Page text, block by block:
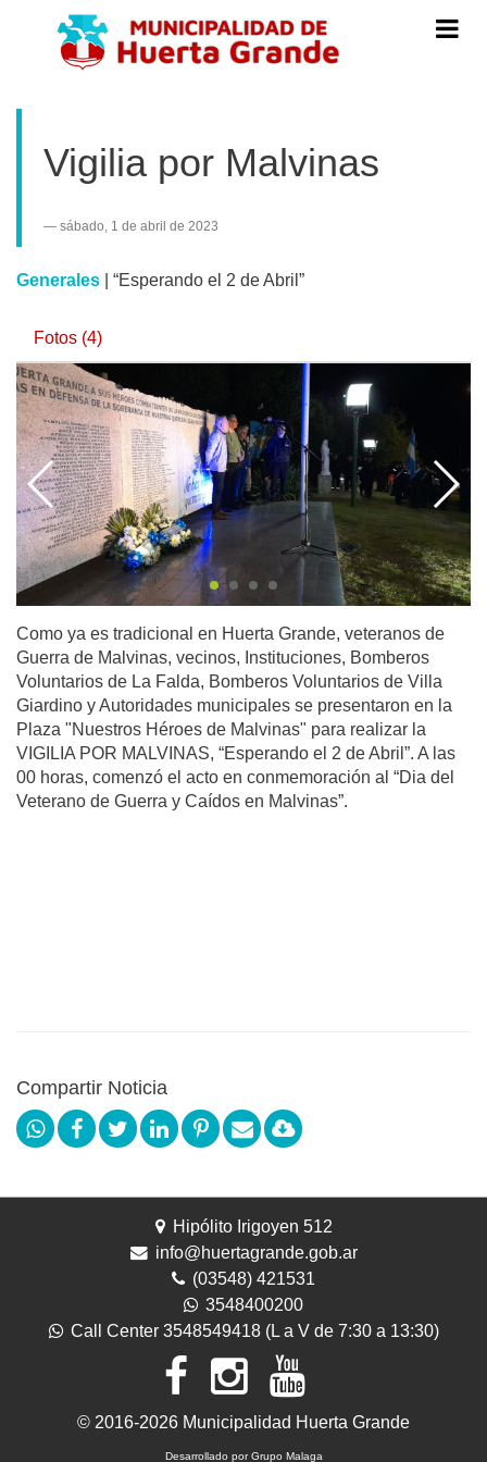
Menú
de
Vigilia por Malvinas
sábado, 1 de abril de 2023
Generales “Esperando el 2 de Abril”
Fotos (4)
Como ya es tradicional en Huerta Grande, veteranos de
Guerra de Malvinas, vecinos, Instituciones, Bomberos
Voluntarios de La Falda, Bomberos Voluntarios de Villa
Giardino y Autoridades municipales se presentaron en la
Plaza "Nuestros Héroes de Malvinas" para realizar la
VIGILIA POR MALVINAS, “Esperando el 2 de Abril”. A las
00 horas, comenzó el acto en conmemoración al “Dia del
Veterano de Guerra y Caídos en Malvinas”.
Compartir Noticia
Hipólito Irigoyen 512
info@huertagrande.gob.ar
(03548) 421531
3548400200
Call Center 3548549418 (L a V de 7:30 a 13:30)
© 2016-2026 Municipalidad Huerta Grande
Desarrollado porGrupo Malaga